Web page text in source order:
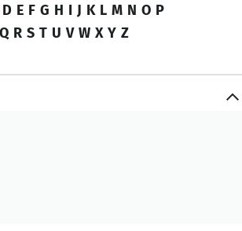
D E F G H I J K L M N O P
Q R S T U V W X Y Z